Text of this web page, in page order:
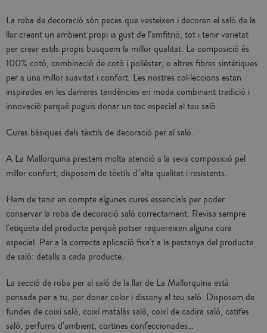
La roba de decoració són peces que vesteixen i decoren el saló de la
llar creant un ambient propi ia gust de l'amfitrió, tot i tenir varietat
per crear estils propis busquem la millor qualitat. La composició és
100% cotó, combinació de cotó i polièster, o altres fibres sintètiques
per a una millor suavitat i confort. Les nostres col·leccions estan
inspirades en les darreres tendències en moda combinant tradició i
innovació perquè puguis donar un toc especial al teu saló.
Cures bàsiques dels tèxtils de decoració per al saló.
A La Mallorquina prestem molta atenció a la seva composició pel
millor confort; disposem de tèxtils d´alta qualitat i resistents.
Hem de tenir en compte algunes cures essencials per poder
conservar la roba de decoració saló correctament. Revisa sempre
l'etiqueta del producte perquè potser requereixen alguna cura
especial. Per a la correcta aplicació fixa't a la pestanya del producte
de saló: detalls a cada producte.
La secció de roba per al saló de la llar de La Mallorquina està
pensada per a tu, per donar color i disseny al teu saló. Disposem de
fundes de coixí saló, coixí matalàs saló, coixí de cadira saló, catifes
saló, perfums d'ambient, cortines confeccionades…